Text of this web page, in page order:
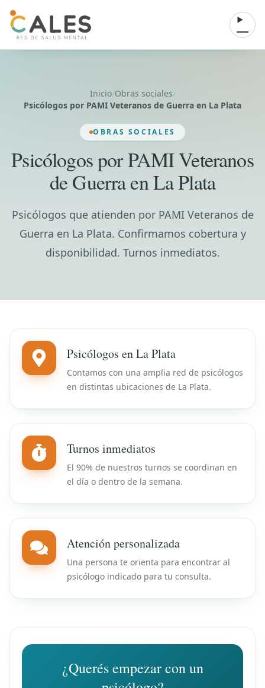
Abrir
Inicio/Obras sociales/
Psicólogos por PAMI Veteranos de Guerra en La Plata
OBRAS SOCIALES
Psicólogos por PAMI Veteranos
de Guerra en La Plata
Psicólogos que atienden por PAMI Veteranos de
Guerra en La Plata. Confirmamos cobertura y
disponibilidad. Turnos inmediatos.
Psicólogos en La Plata
Contamos con una amplia red de psicólogos
en distintas ubicaciones de La Plata.
Turnos inmediatos
El 90% de nuestros turnos se coordinan en
el día o dentro de la semana.
Atención personalizada
Una persona te orienta para encontrar al
psicólogo indicado para tu consulta.
¿Querés empezar con un